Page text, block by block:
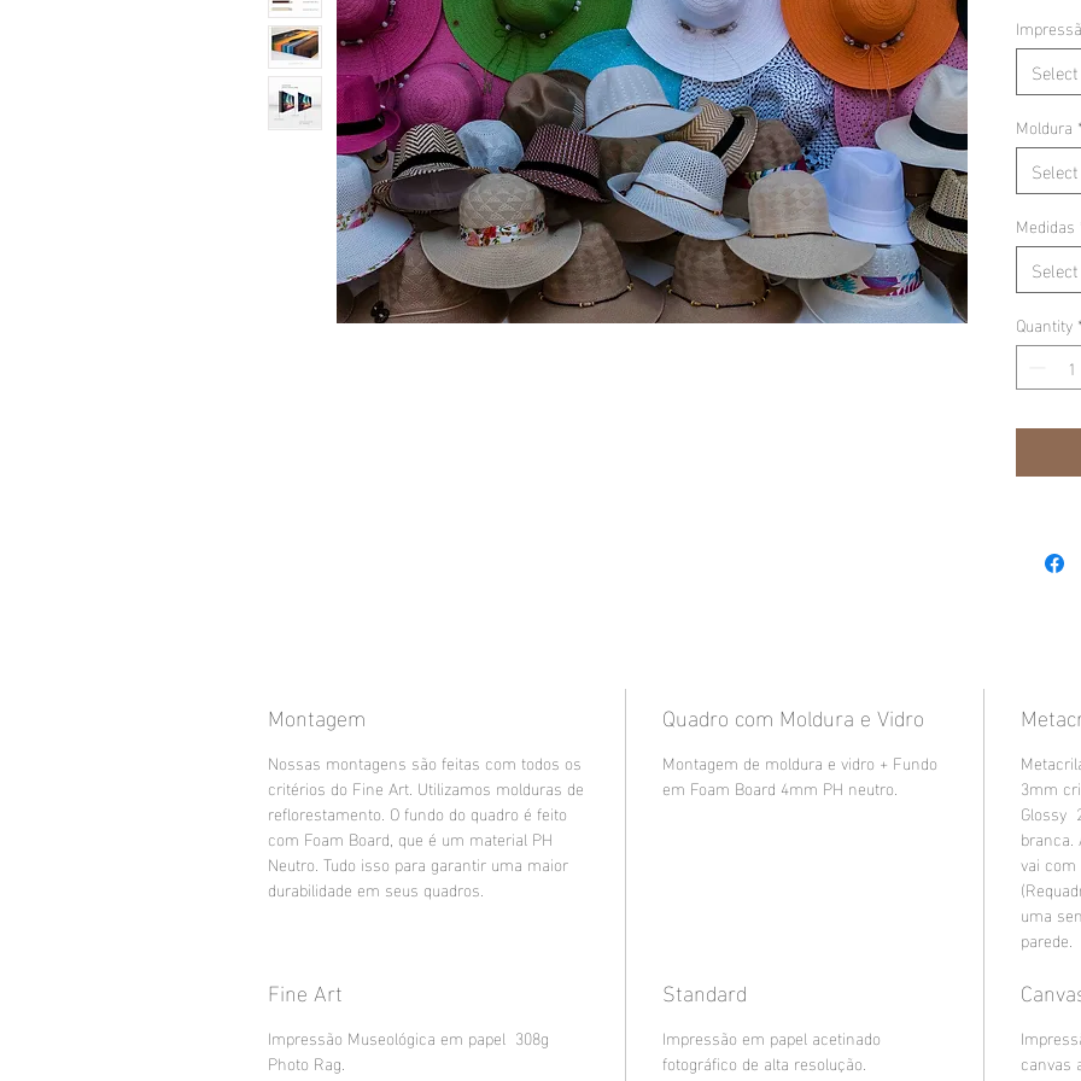
Select
Moldura *
Select
Medidas
Select
Quantity *
Montagem
Nossas montagens são feitas com todos os
critérios do Fine Art. Utilizamos molduras de
reflorestamento. O fundo do quadro é feito
com Foam Board, que é um material PH
Neutro. Tudo isso para garantir uma maior
durabilidade em seus quadros.
Quadro com Moldura e Vidro
Montagem de moldura e vidro + Fundo
em Foam Board 4mm PH neutro.
3mm
Glossy
vai
uma
parede.
Fine Art
Impressão Museológica em papel 308g
Photo Rag.
Standard
Impressão em papel acetinado
fotográfico de alta resolução.
canvas